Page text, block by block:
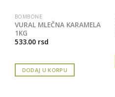
BOMBONE
VURAL MLEČNA KARAMELA
1KG
533.00 rsd
DODAJ U KORPU